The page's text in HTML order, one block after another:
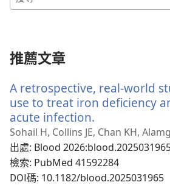
推薦文章
A retrospective, real-world
use to treat iron deficiency
acute infection.
啟
新
視
窗）
Sohail H, Collins JE, Chan KH,
出處‎: Blood
檢索‎: PubMed 41592284
DOI碼‎: 10.1182/blood.2025031965